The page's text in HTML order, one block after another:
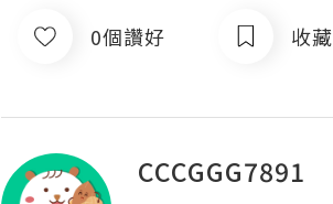
0個讚好 收藏
CCCGGG7891